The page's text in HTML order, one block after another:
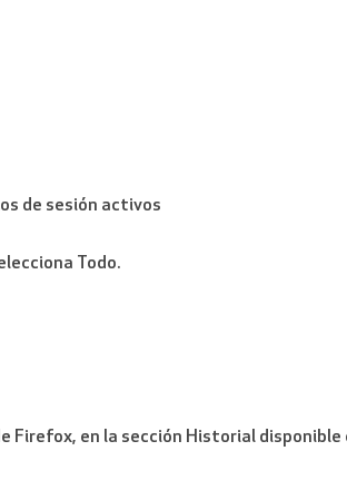
de sesión activos
Todo.
Firefox, en la sección Historial